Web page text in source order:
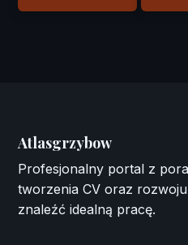
Atlasgrzybow
Profesjonalny portal z
tworzenia CV oraz
znaleźć idealną pracę.